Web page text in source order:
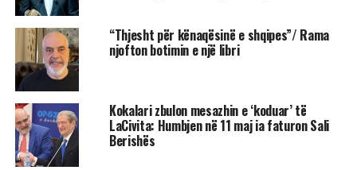
“Thjesht për kënaqësinë e shqipes”/ Rama
njofton botimin e një libri
Kokalari zbulon mesazhin e ‘koduar’ të
LaCivita: Humbjen në 11 maj ia faturon Sali
Berishës